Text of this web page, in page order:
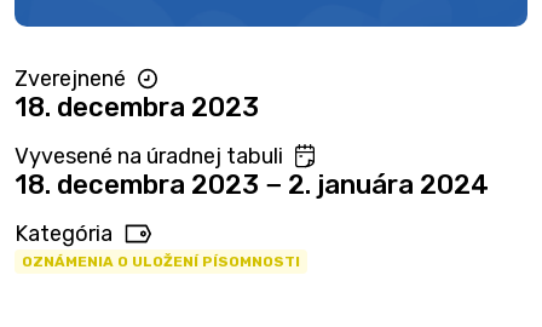
Zverejnené
18. decembra 2023
Vyvesené na úradnej tabuli
18. decembra 2023 − 2. januára 2024
Kategória
OZNÁMENIA O ULOŽENÍ PÍSOMNOSTI